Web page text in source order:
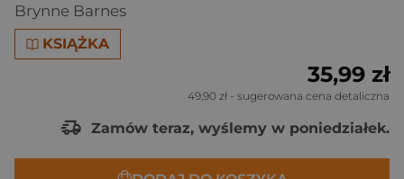
Brynne Barnes
KSIĄŻKA
35,99 zł
49,90 zł - sugerowana cena detaliczna
Zamów teraz, wyślemy w poniedziałek.